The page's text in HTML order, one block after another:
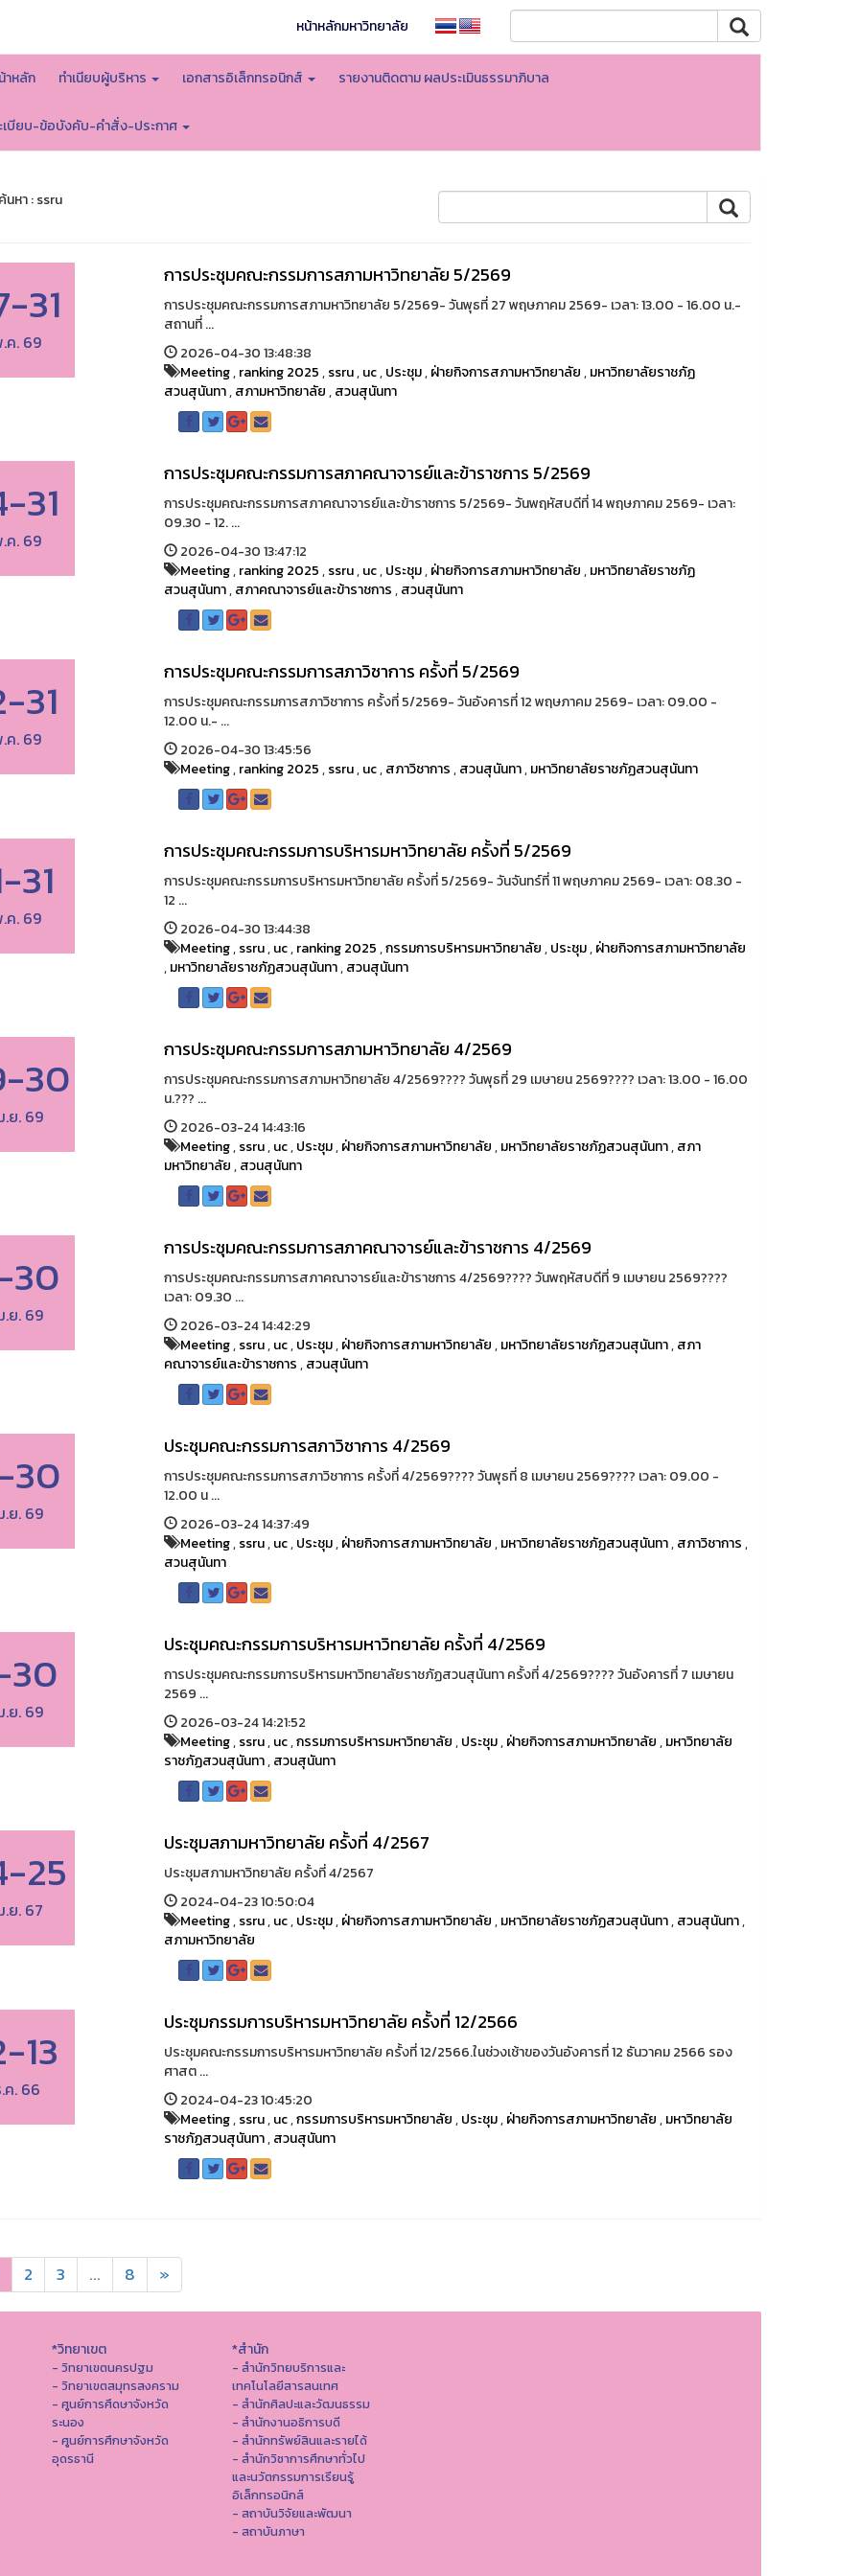
หน้าหลักมหาวิทยาลัย
าหลัก ทำเนียบผู้บริหาร เอกสารอิเล็กทรอนิกส์ รายงานติดตาม ผลประเมินธรรมาภิบาล
เบียบ-ข้อบังคับ-คำสั่ง-ประกาศ
นหา : ssru
31
ค. 69
การประชุมคณะกรรมการสภามหาวิทยาลัย 5/2569
การประชุมคณะกรรมการสภามหาวิทยาลัย 5/2569- วันพุธที่ 27 พฤษภาคม 2569- เวลา: 13.00 - 16.00 น.-
สถานที่ ...
2026-04-30 13:48:38
Meeting,ranking 2025,ssru,uc,ประชุม,ฝ่ายกิจการสภามหาวิทยาลัย,มหาวิทยาลัยราชภัฏ
สวนสุนันทา,สภามหาวิทยาลัย,สวนสุนันทา
31
ค. 69
การประชุมคณะกรรมการสภาคณาจารย์และข้าราชการ 5/2569
การประชุมคณะกรรมการสภาคณาจารย์และข้าราชการ 5/2569- วันพฤหัสบดีที่ 14 พฤษภาคม 2569- เวลา:
09.30 - 12. ...
2026-04-30 13:47:12
Meeting,ranking 2025,ssru,uc,ประชุม,ฝ่ายกิจการสภามหาวิทยาลัย,มหาวิทยาลัยราชภัฏ
สวนสุนันทา,สภาคณาจารย์และข้าราชการ,สวนสุนันทา
31
ค. 69
การประชุมคณะกรรมการสภาวิชาการ ครั้งที่ 5/2569
การประชุมคณะกรรมการสภาวิชาการ ครั้งที่ 5/2569- วันอังคารที่ 12 พฤษภาคม 2569- เวลา: 09.00 -
12.00 น.- ...
2026-04-30 13:45:56
Meeting,ranking 2025,ssru,uc,สภาวิชาการ,สวนสุนันทา,มหาวิทยาลัยราชภัฏสวนสุนันทา
31
ค. 69
การประชุมคณะกรรมการบริหารมหาวิทยาลัย ครั้งที่ 5/2569
การประชุมคณะกรรมการบริหารมหาวิทยาลัย ครั้งที่ 5/2569- วันจันทร์ที่ 11 พฤษภาคม 2569- เวลา: 08.30 -
12 ...
2026-04-30 13:44:38
Meeting,ssru,uc,ranking 2025,กรรมการบริหารมหาวิทยาลัย,ประชุม,ฝ่ายกิจการสภามหาวิทยาลัย
,มหาวิทยาลัยราชภัฏสวนสุนันทา,สวนสุนันทา
30
.ย. 69
การประชุมคณะกรรมการสภามหาวิทยาลัย 4/2569
การประชุมคณะกรรมการสภามหาวิทยาลัย 4/2569????️ วันพุธที่ 29 เมษายน 2569???? เวลา: 13.00 - 16.00
น.??? ...
2026-03-24 14:43:16
Meeting,ssru,uc,ประชุม,ฝ่ายกิจการสภามหาวิทยาลัย,มหาวิทยาลัยราชภัฏสวนสุนันทา,สภา
มหาวิทยาลัย,สวนสุนันทา
30
.ย. 69
การประชุมคณะกรรมการสภาคณาจารย์และข้าราชการ 4/2569
การประชุมคณะกรรมการสภาคณาจารย์และข้าราชการ 4/2569????️ วันพฤหัสบดีที่ 9 เมษายน 2569????
เวลา: 09.30 ...
2026-03-24 14:42:29
Meeting,ssru,uc,ประชุม,ฝ่ายกิจการสภามหาวิทยาลัย,มหาวิทยาลัยราชภัฏสวนสุนันทา,สภา
คณาจารย์และข้าราชการ,สวนสุนันทา
30
.ย. 69
ประชุมคณะกรรมการสภาวิชาการ 4/2569
การประชุมคณะกรรมการสภาวิชาการ ครั้งที่ 4/2569????️ วันพุธที่ 8 เมษายน 2569???? เวลา: 09.00 -
12.00 น ...
2026-03-24 14:37:49
Meeting,ssru,uc,ประชุม,ฝ่ายกิจการสภามหาวิทยาลัย,มหาวิทยาลัยราชภัฏสวนสุนันทา,สภาวิชาการ,
สวนสุนันทา
30
.ย. 69
ประชุมคณะกรรมการบริหารมหาวิทยาลัย ครั้งที่ 4/2569
การประชุมคณะกรรมการบริหารมหาวิทยาลัยราชภัฏสวนสุนันทา ครั้งที่ 4/2569????️ วันอังคารที่ 7 เมษายน
2569 ...
2026-03-24 14:21:52
Meeting,ssru,uc,กรรมการบริหารมหาวิทยาลัย,ประชุม,ฝ่ายกิจการสภามหาวิทยาลัย,มหาวิทยาลัย
ราชภัฏสวนสุนันทา,สวนสุนันทา
25
.ย. 67
ประชุมสภามหาวิทยาลัย ครั้งที่ 4/2567
ประชุมสภามหาวิทยาลัย ครั้งที่ 4/2567
2024-04-23 10:50:04
Meeting,ssru,uc,ประชุม,ฝ่ายกิจการสภามหาวิทยาลัย,มหาวิทยาลัยราชภัฏสวนสุนันทา,สวนสุนันทา,
สภามหาวิทยาลัย
13
ค. 66
ประชุมกรรมการบริหารมหาวิทยาลัย ครั้งที่ 12/2566
ประชุมคณะกรรมการบริหารมหาวิทยาลัย ครั้งที่ 12/2566.ในช่วงเช้าของวันอังคารที่ 12 ธันวาคม 2566 รอง
ศาสต ...
2024-04-23 10:45:20
Meeting,ssru,uc,กรรมการบริหารมหาวิทยาลัย,ประชุม,ฝ่ายกิจการสภามหาวิทยาลัย,มหาวิทยาลัย
ราชภัฏสวนสุนันทา,สวนสุนันทา
2 3 ... 8 »
*วิทยาเขต
- วิทยาเขตนครปฐม
- วิทยาเขตสมุทรสงคราม
- ศูนย์การศึดษาจังหวัด
ระนอง
- ศูนย์การศึกษาจังหวัด
อุดรธานี
*สำนัก
- สำนักวิทยบริการและ
เทคโนโลยีสารสนเทศ
- สํานักศิลปะและวัฒนธรรม
- สำนักงานอธิการบดี
- สำนักทรัพย์สินและรายได้
- สำนักวิชาการศึกษาทั่วไป
และนวัตกรรมการเรียนรู้
อิเล็กทรอนิกส์
- สถาบันวิจัยและพัฒนา
- สถาบันภาษา